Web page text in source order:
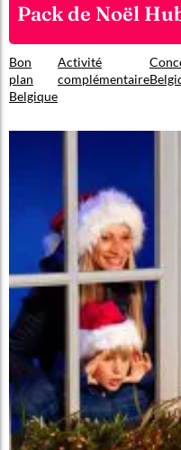
Pack de Noël
Bon
plan
Belgique
Activité
complémentaire